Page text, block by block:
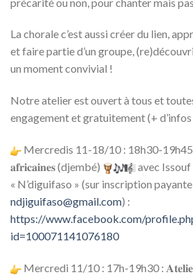
La chorale c’est aussi créer du lien,
et faire partie d’un groupe,
un moment convivial !
Notre atelier est ouvert à tous et
engagement et gratuitement (+
Mercredis 11-18/10 : 18h30-19h45 :
𝐚𝐟𝐫𝐢𝐜𝐚𝐢𝐧𝐞𝐬 (djembé)
avec Issouf
« N’diguifaso » (sur inscription payante
ndjiguifaso@gmail.com) :
https://www.facebook.com/
id=100071141076180
Mercredi 11/10 : 17h-19h30 :